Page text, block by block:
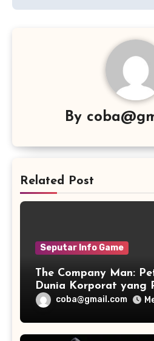
By
Related Post
Seputar Info Game
The Company Man:
Dunia Korporat yang
Humorcoba@gmail.com